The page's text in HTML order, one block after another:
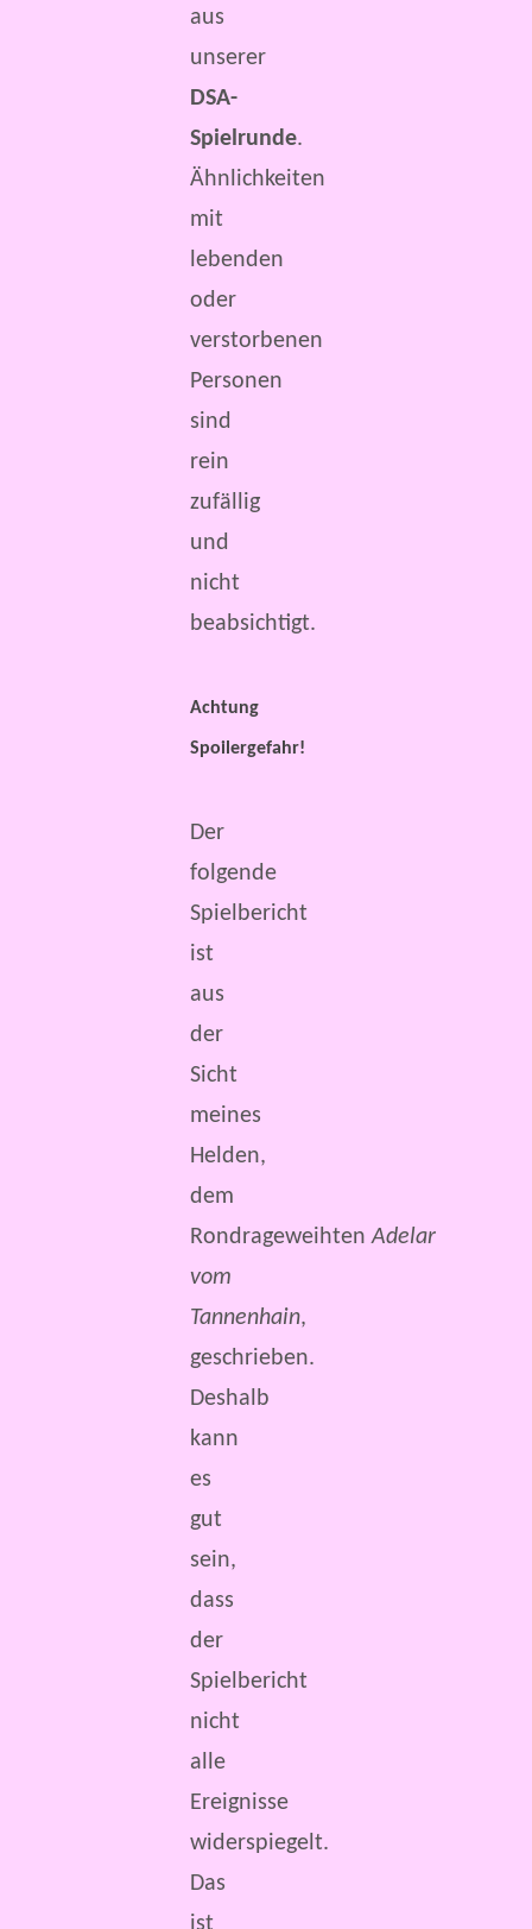
aus
unserer
DSA-
Spielrunde.
Ähnlichkeiten
mit
lebenden
oder
verstorbenen
Personen
sind
rein
zufällig
und
nicht
beabsichtigt.
Achtung
Spoilergefahr!
Der
folgende
Spielbericht
ist
aus
der
Sicht
meines
Helden,
dem
RondrageweihtenAdelar
vom
Tannenhain,
geschrieben.
Deshalb
kann
es
gut
sein,
dass
der
Spielbericht
nicht
alle
Ereignisse
widerspiegelt.
Das